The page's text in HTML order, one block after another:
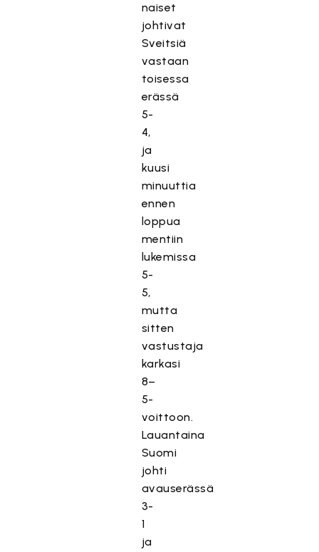
naiset
johtivat
Sveitsiä
vastaan
toisessa
erässä
5-
4,
ja
kuusi
minuuttia
ennen
loppua
mentiin
lukemissa
5-
5,
mutta
sitten
vastustaja
karkasi
8–
5-
voittoon.
Lauantaina
Suomi
johti
avauserässä
3-
1
ja